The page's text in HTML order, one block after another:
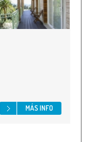
MÁS INFO